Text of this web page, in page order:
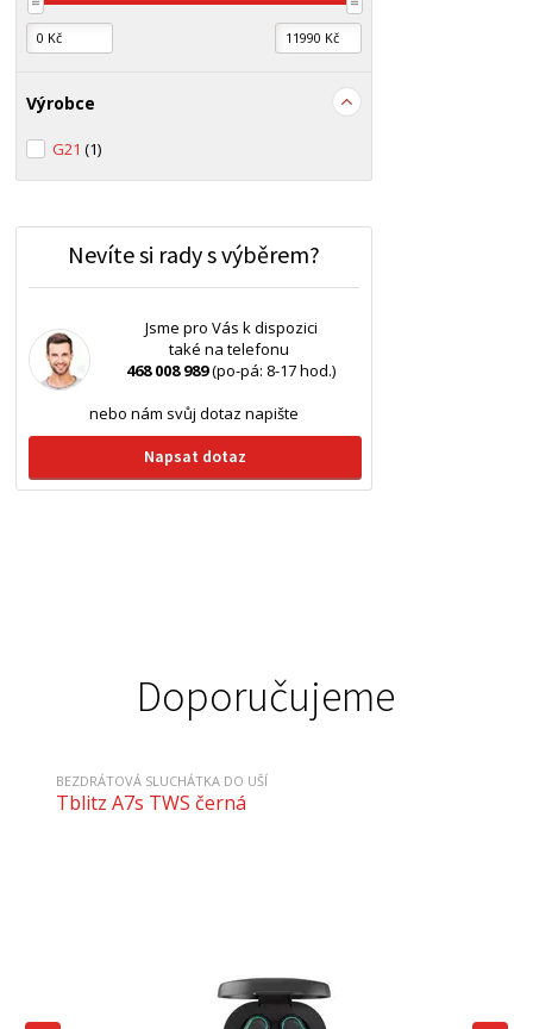
Výrobce
G21(1)
Nevíte si rady s výběrem?
Jsme pro Vás k dispozici
také na telefonu
468 008 989(po-pá: 8-17 hod.)
nebo nám svůj dotaz napište
Napsat dotaz
Doporučujeme
BEZDRÁTOVÁ SLUCHÁTKA DO UŠÍ
Tblitz A7s TWS černá